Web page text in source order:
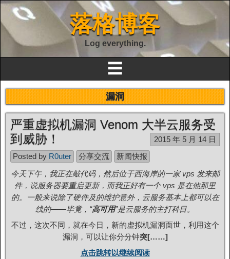
落格博客
Log everything.
☰
漏洞
严重虚拟机漏洞 Venom 大半云服务受
到威胁！
2015 年 5 月 14 日
Posted by R0uter 分享交流
新闻快报
今天下午，我正在敲代码，然后位于西海岸的一家 vps 发来邮
件，说服务器要重启更新，而我正好有一个 vps 是在他那里
的。一般来说除了硬件及的维护意外，云服务基本上都可以在
线的——毕竟，“高可用”是云服务的主打科目。
不过，这次不同，就在今日，新的虚拟机漏洞面世，利用这个
漏洞，可以让你分分钟突[……]
点击跳转以继续阅读